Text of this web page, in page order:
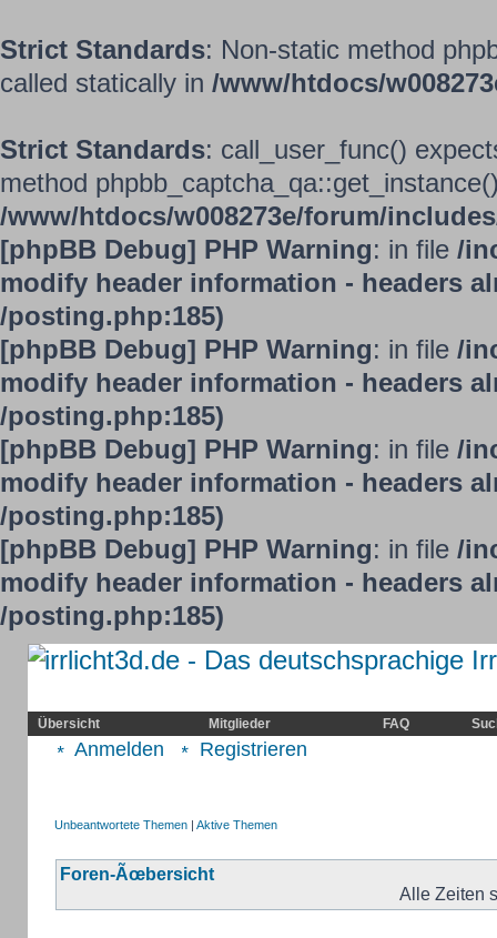
Strict Standards: Non-static method
called statically in /www/htdocs/
Strict Standards: call_user_func()
method
/www/htdocs/w008273e/forum/
[phpBB Debug] PHP Warning: in file /
modify header information - headers
/posting.php:185)
[phpBB Debug] PHP Warning: in file /
modify header information - headers
/posting.php:185)
[phpBB Debug] PHP Warning: in file /
modify header information - headers
/posting.php:185)
[phpBB Debug] PHP Warning: in file /
modify header information - headers
/posting.php:185)
Übersicht
Mitglieder FAQ
Anmelden Registrieren
Unbeantwortete Themen |Aktive Themen
Foren-Ãœbersicht
Alle Zeiten